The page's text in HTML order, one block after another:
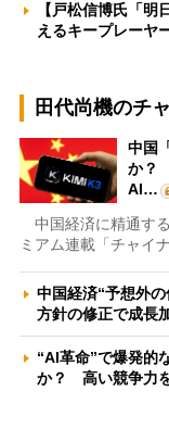
【戸松信博氏「
えるキープレー
田代尚機のチ
中国
か？
AI…
中国経済に精通す
ミアム連載「チャイ
中国経済“予想外
方針の修正で成長
“AI革命”で爆発的
か？ 高い競争力